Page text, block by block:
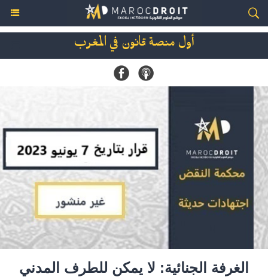
أول منصة قانون في المغرب
الغرفة الجنائية: لا يمكن للطرف المدني